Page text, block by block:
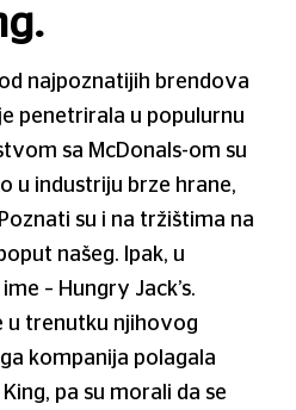
najpoznatijih brendova
penetrirala u populurnu
sa McDonals-om su
u industriju brze hrane,
su i na tržištima na
našeg. Ipak, u
– Hungry Jack’s.
u trenutku njihovog
kompanija polagala
pa su morali da se